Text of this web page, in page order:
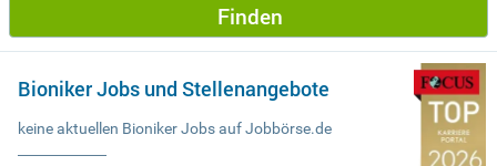
Finden
Bioniker Jobs und Stellenangebote
keine aktuellen Bioniker Jobs auf Jobbörse.de